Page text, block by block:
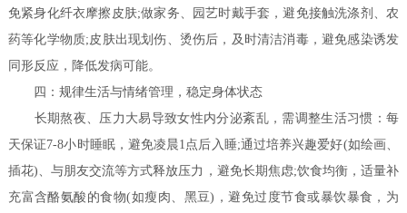
免紧身化纤衣摩擦皮肤;做家务、园艺时戴手套，避免接触洗涤剂、农
药等化学物质;皮肤出现划伤、烫伤后，及时清洁消毒，避免感染诱发
同形反应，降低发病可能。
四：规律生活与情绪管理，稳定身体状态
长期熬夜、压力大易导致女性内分泌紊乱，需调整生活习惯：每
天保证7-8小时睡眠，避免凌晨1点后入睡;通过培养兴趣爱好(如绘画、
插花)、与朋友交流等方式释放压力，避免长期焦虑;饮食均衡，适量补
充富含酪氨酸的食物(如瘦肉、黑豆)，避免过度节食或暴饮暴食，为